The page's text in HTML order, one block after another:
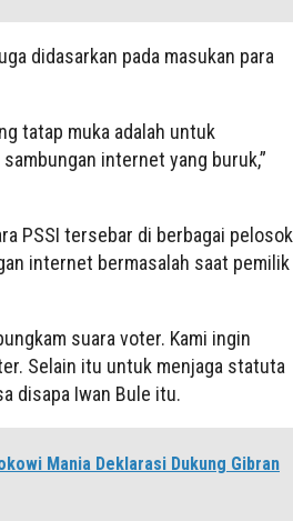
didasarkan pada masukan para
tatap muka adalah untuk
internet yang buruk,”
PSSI tersebar di berbagai pelosok
internet bermasalah saat pemilik
suara voter. Kami ingin
Selain itu untuk menjaga statuta
disapa Iwan Bule itu.
Mania Deklarasi Dukung Gibran